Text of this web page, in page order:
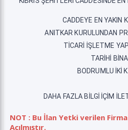
CADDEYE EN YAKIN
ANITKAR KURULUNDAN
TİCARİ İŞLETME
TARİHİ BİNA
BODRUMLU İKİ
DAHA FAZLA BİLGİ İÇİM
NOT : Bu İlan Yetki verilen
Açılmıştır.